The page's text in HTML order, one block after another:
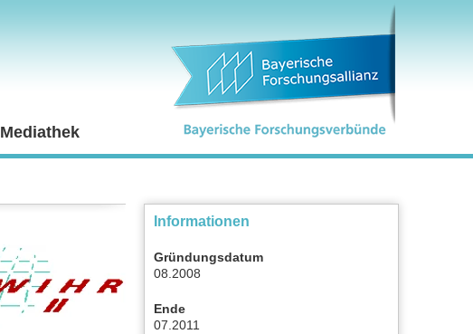
Mediathek
Informationen
Gründungsdatum
08.2008
Ende
07.2011